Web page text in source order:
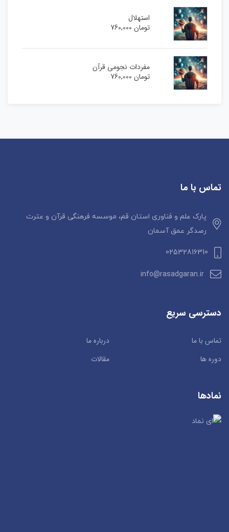
استهلال
تومان760,000
مفردات نجومی قرآن
تومان760,000
تماس با ما
پارک علم و فناوری استان قم، موسسه فرهنگی قرآن و عترت
رصدگر عمق آسمان
02532816310
info@rasadgaran.ir
دسترسی سریع
تماس با ما
درباره ما
دوره ها
مقالات
نمادها